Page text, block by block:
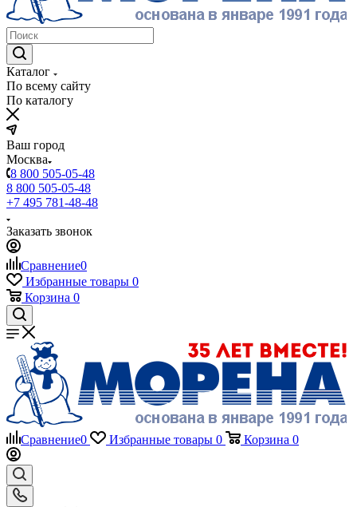
Каталог
По всему сайту
По каталогу
Ваш город
Москва
8 800 505-05-48
8 800 505-05-48
+7 495 781-48-48
Заказать звонок
Сравнение0
Избранные товары 0
Корзина 0
Сравнение0 Избранные товары 0 Корзина 0